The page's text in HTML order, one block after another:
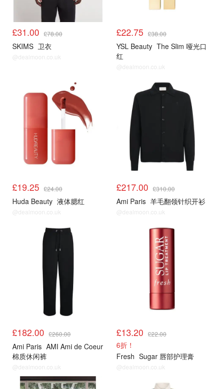
£31.00 £78.00
SKIMS 卫衣
@dealmoon.co.uk
£22.75 £38.00
YSL Beauty The Slim 哑光口
红
@dealmoon.co.uk
£19.25 £24.00
Huda Beauty 液体腮红
@dealmoon.co.uk
£217.00 £310.00
Ami Paris 羊毛翻领针织开衫
@dealmoon.co.uk
£182.00 £260.00
Ami Paris AMI Ami de Coeur
棉质休闲裤
@dealmoon.co.uk
£13.20 £22.00
6折！
Fresh Sugar 唇部护理膏
@dealmoon.co.uk